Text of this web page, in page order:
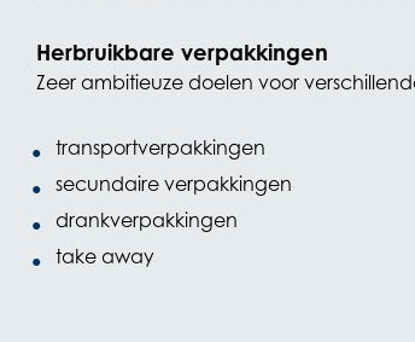
Herbruikbare verpakkingen
Zeer ambitieuze doelen voor
transportverpakkingen
secundaire verpakkingen
drankverpakkingen
take away